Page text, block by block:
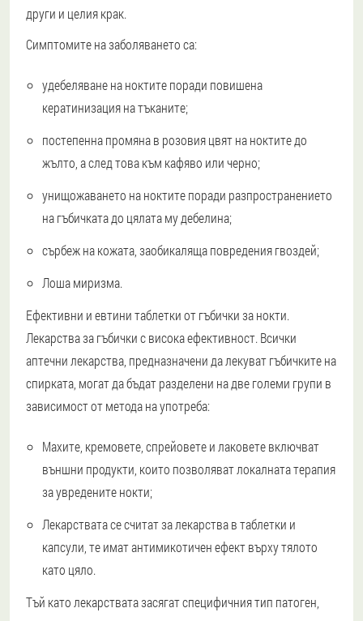
други и целия крак.
Симптомите на заболяването са:
удебеляване на ноктите поради повишена
кератинизация на тъканите;
постепенна промяна в розовия цвят на ноктите до
жълто, а след това към кафяво или черно;
унищожаването на ноктите поради разпространението
на гъбичката до цялата му дебелина;
сърбеж на кожата, заобикаляща повредения гвоздей;
Лоша миризма.
Ефективни и евтини таблетки от гъбички за нокти.
Лекарства за гъбички с висока ефективност. Всички
аптечни лекарства, предназначени да лекуват гъбичките на
спирката, могат да бъдат разделени на две големи групи в
зависимост от метода на употреба:
Махите, кремовете, спрейовете и лаковете включват
външни продукти, които позволяват локалната терапия
за увредените нокти;
Лекарствата се считат за лекарства в таблетки и
капсули, те имат антимикотичен ефект върху тялото
като цяло.
Тъй като лекарствата засягат специфичния тип патоген,